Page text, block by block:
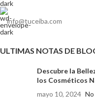
info@tuceiba.com
ULTIMAS NOTAS DE
Descubre la
los Cosméticos
mayo 10, 2024